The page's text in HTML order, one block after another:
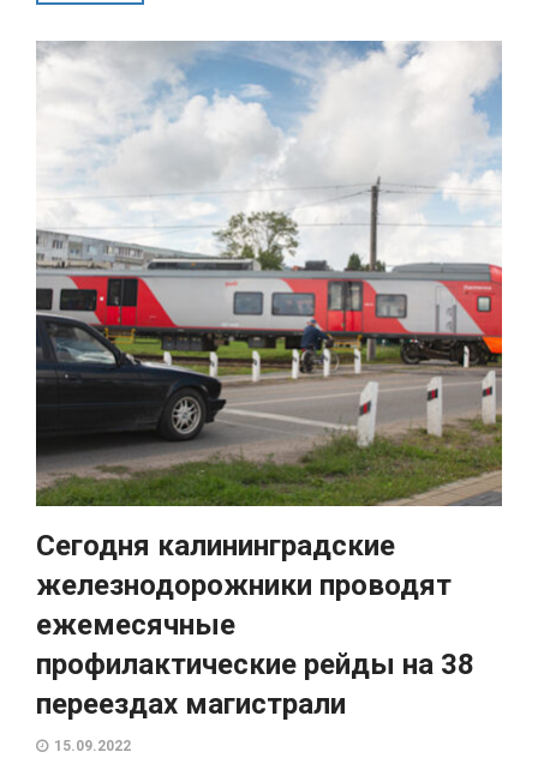
Сегодня калининградские
железнодорожники проводят
ежемесячные
профилактические рейды на 38
переездах магистрали
15.09.2022